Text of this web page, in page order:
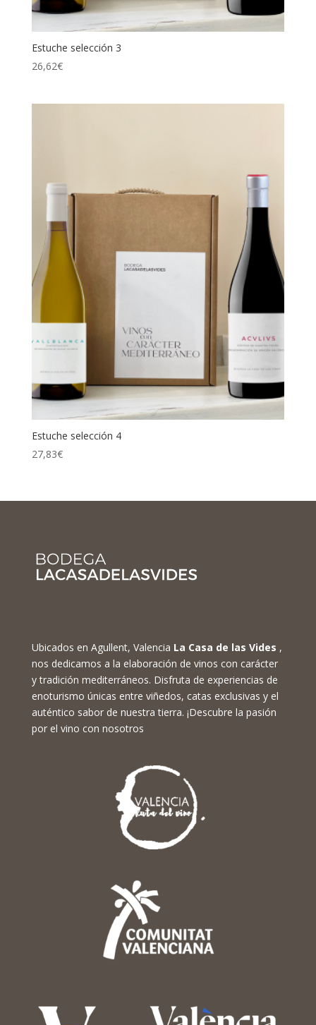
Estuche selección 3
26,62€
Estuche selección 4
27,83€
Ubicados en Agullent, Valencia La Casa de las Vides ,
nos dedicamos a la elaboración de vinos con carácter
y tradición mediterráneos. Disfruta de experiencias de
enoturismo únicas entre viñedos, catas exclusivas y el
auténtico sabor de nuestra tierra. ¡Descubre la pasión
por el vino con nosotros